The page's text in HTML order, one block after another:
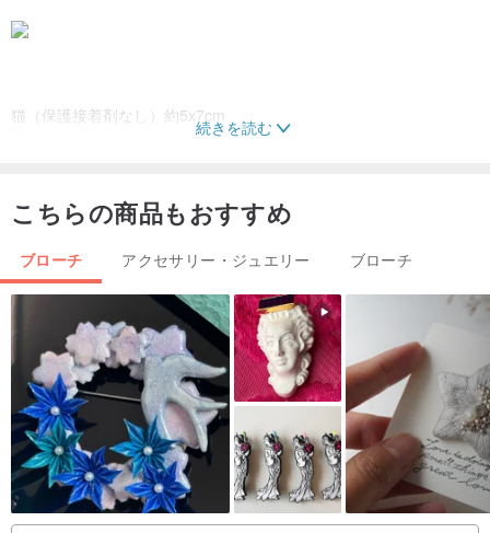
猫（保護接着剤なし）約5x7cm
パンダ（保護接着剤付き）約5x7cm
小さな白い犬（保護接着剤付き）約6x8cm
続きを読む
こちらの商品もおすすめ
ブローチ アクセサリー・ジュエリー ブローチ